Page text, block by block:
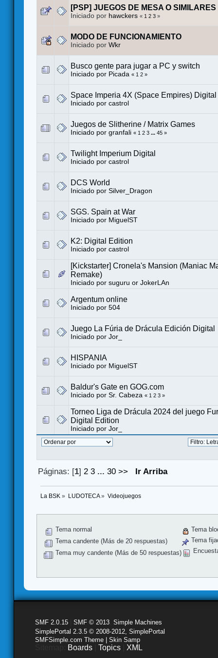
[PSP] JUEGOS DE MESA O
Iniciado por hawckers « 1 2 3 »
MODO DE FUNCIONAMIENTO
Iniciado por Wkr
Busco gente para jugar a PC y switch
Iniciado por Picada « 1 2 »
Space Imperia 4X (Space Empires) Digital
Iniciado por castrol
Juegos de Slitherine / Matrix Games
Iniciado por granfali « 1 2 3 ... 45 »
Twilight Imperium Digital
Iniciado por castrol
DCS World
Iniciado por Silver_Dragon
SGS. Spain at War
Iniciado por MiguelST
K2: Digital Edition
Iniciado por castrol
[Kickstarter] Cronela's Mansion (Maniac
Remake)
Iniciado por suguru or JokerLAn
Argentum online
Iniciado por 504
Juego La Fúria de Drácula Edición Digital
Iniciado por Jor_
HISPANIA
Iniciado por MiguelST
Baldur's Gate en GOG.com
Iniciado por Sr. Cabeza « 1 2 3 »
Torneo Liga de Drácula 2024 del juego
Digital Edition
Iniciado por Jor_
Páginas: [1] 2 3 ...30 >> Ir Arriba
La BSK » LUDOTECA» Videojuegos
Tema normal
Tema candente (Más de 20 respuestas)
Tema muy candente (Más de 50 respuestas)
Tema
Tema
SMF 2.0.15 SMF © 2013 Simple Machines
SimplePortal 2.3.5 © 2008-2012, SimplePortal
SMFSimple.com Theme | Skin Samp
Boards Topics XML